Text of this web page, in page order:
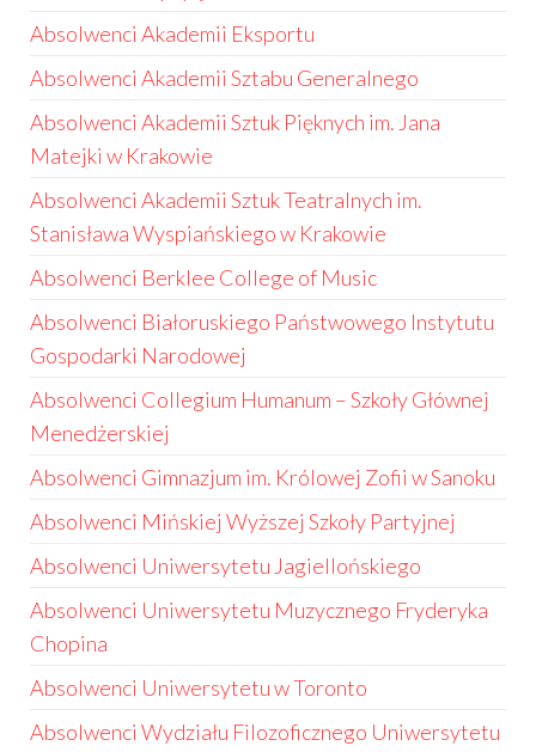
Absolwenci Akademii Eksportu
Absolwenci Akademii Sztabu Generalnego
Absolwenci Akademii Sztuk Pięknych im. Jana
Matejki w Krakowie
Absolwenci Akademii Sztuk Teatralnych im.
Stanisława Wyspiańskiego w Krakowie
Absolwenci Berklee College of Music
Absolwenci Białoruskiego Państwowego Instytutu
Gospodarki Narodowej
Absolwenci Collegium Humanum – Szkoły Głównej
Menedżerskiej
Absolwenci Gimnazjum im. Królowej Zofii w Sanoku
Absolwenci Mińskiej Wyższej Szkoły Partyjnej
Absolwenci Uniwersytetu Jagiellońskiego
Absolwenci Uniwersytetu Muzycznego Fryderyka
Chopina
Absolwenci Uniwersytetu w Toronto
Absolwenci Wydziału Filozoficznego Uniwersytetu